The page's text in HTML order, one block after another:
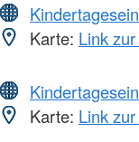
Karte: Link
Karte: Link